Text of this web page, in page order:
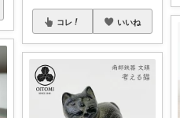
コレ いいね